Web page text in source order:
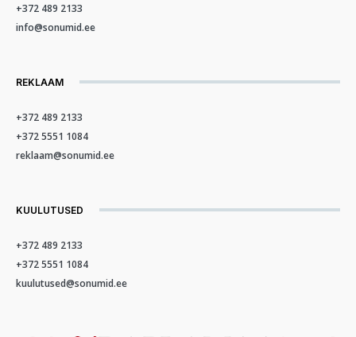
+372 489 2133
info@sonumid.ee
REKLAAM
+372 489 2133
+372 5551 1084
reklaam@sonumid.ee
KUULUTUSED
+372 489 2133
+372 5551 1084
kuulutused@sonumid.ee